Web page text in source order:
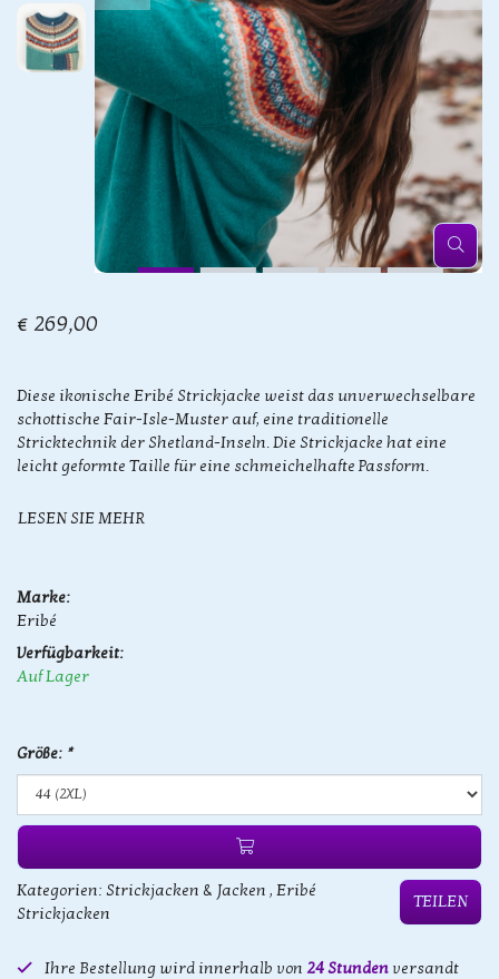
€ 269,00
Diese ikonische Eribé Strickjacke weist das unverwechselbare
schottische Fair-Isle-Muster auf, eine traditionelle
Stricktechnik der Shetland-Inseln. Die Strickjacke hat eine
leicht geformte Taille für eine schmeichelhafte Passform.
LESEN SIE MEHR
Marke:
Eribé
Verfügbarkeit:
Auf Lager
Größe: *
Kategorien: Strickjacken & Jacken , Eribé
Strickjacken
TEILEN
Ihre Bestellung wird innerhalb von 24 Stunden versandt